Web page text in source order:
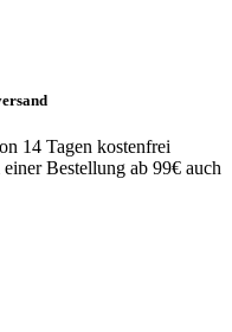
14 Tagen kostenfrei
Bestellung ab 99€ auch